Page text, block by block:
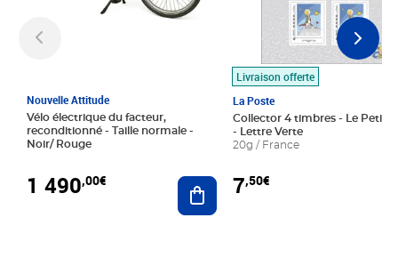
Nouvelle Attitude
Vélo électrique du facteur,
reconditionné - Taille normale -
Noir/ Rouge
1 490,00€ Ajouter au panier
Livraison offerte
La Poste
Collector 4 timbres - Le Petit
- Lettre Verte
20g / France
7,50€